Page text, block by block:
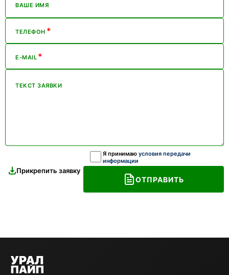
ВАШЕ ИМЯ
ТЕЛЕФОН *
E-MAIL *
ТЕКСТ ЗАЯВКИ
Прикрепить заявку
Я принимаю условия передачи
информации
ОТПРАВИТЬ